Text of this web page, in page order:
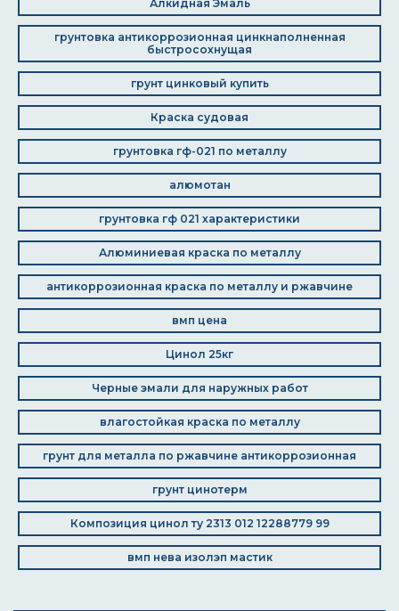
Алкидная Эмаль
грунтовка антикоррозионная цинкнаполненная
быстросохнущая
грунт цинковый купить
Краска судовая
грунтовка гф-021 по металлу
алюмотан
грунтовка гф 021 характеристики
Алюминиевая краска по металлу
антикоррозионная краска по металлу и ржавчине
вмп цена
Цинол 25кг
Черные эмали для наружных работ
влагостойкая краска по металлу
грунт для металла по ржавчине антикоррозионная
грунт цинотерм
Композиция цинол ту 2313 012 12288779 99
вмп нева изолэп мастик